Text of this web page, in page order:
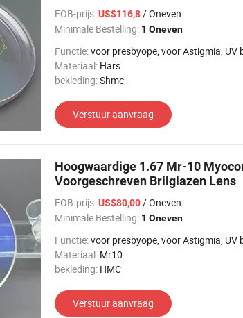
FOB-prijs:US$116,8/ Oneven
Minimale Bestelling: 1 Oneven
Functie:voor presbyope, voor Astigmia, UV bescherming, voor
Materiaal: Hars
bekleding:Shmc
Verstuur aanvraag
Hoogwaardige 1.67 Mr-10
Voorgeschreven Brilglazen Lens
FOB-prijs:US$80,00/ Oneven
Minimale Bestelling: 1 Oneven
Functie:voor presbyope, voor Astigmia, UV bescherming, voor
Materiaal: Mr10
bekleding: HMC
Verstuur aanvraag